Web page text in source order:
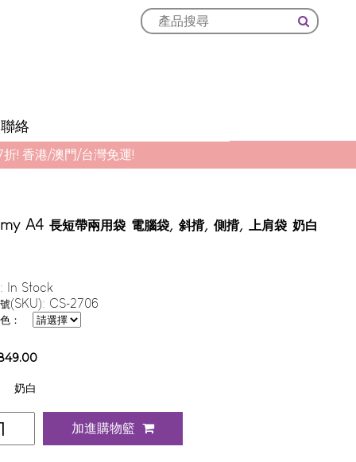
聯絡
! 香港/澳門/台灣免運!
A4 長短帶兩用袋 電腦袋, 斜揹, 側揹, 上肩袋 奶白
In Stock
(SKU): CS-2706
：
奶白
加進購物籃